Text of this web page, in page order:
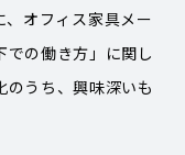
オフィス家具メー
の働き方」に関し
うち、興味深いも